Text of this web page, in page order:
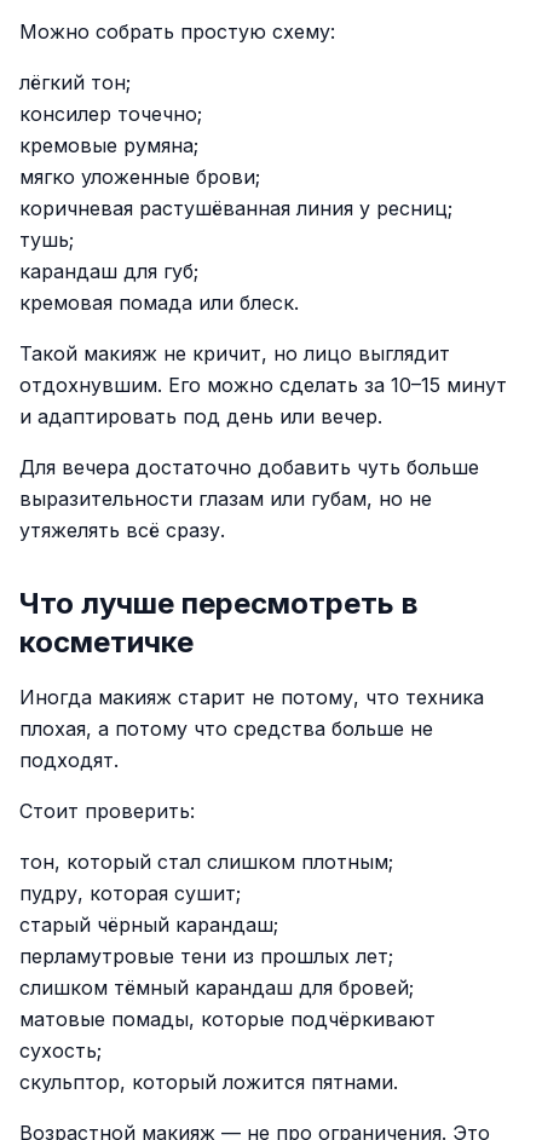
Можно собрать простую схему:
лёгкий тон;
консилер точечно;
кремовые румяна;
мягко уложенные брови;
коричневая растушёванная линия у ресниц;
тушь;
карандаш для губ;
кремовая помада или блеск.
Такой макияж не кричит, но лицо выглядит
отдохнувшим. Его можно сделать за 10–15 минут
и адаптировать под день или вечер.
Для вечера достаточно добавить чуть больше
выразительности глазам или губам, но не
утяжелять всё сразу.
Что лучше пересмотреть в
косметичке
Иногда макияж старит не потому, что техника
плохая, а потому что средства больше не
подходят.
Стоит проверить:
тон, который стал слишком плотным;
пудру, которая сушит;
старый чёрный карандаш;
перламутровые тени из прошлых лет;
слишком тёмный карандаш для бровей;
матовые помады, которые подчёркивают
сухость;
скульптор, который ложится пятнами.
Возрастной макияж — не про ограничения. Это